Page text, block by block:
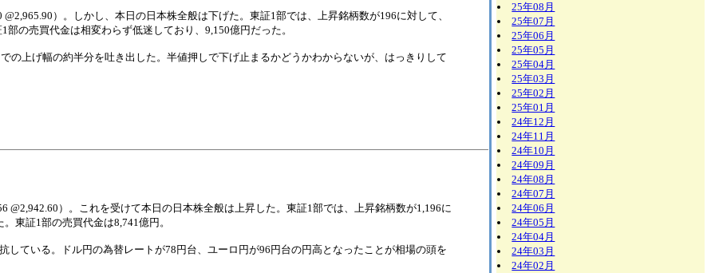
）。しかし、本日の日本株全般は下げた。東証1部では、上昇銘柄数が196に対して、
の売買代金は相変わらず低迷しており、9,150億円だった。
の上げ幅の約半分を吐き出した。半値押しで下げ止まるかどうかわからないが、はっきりして
@2,942.60）。これを受けて本日の日本株全般は上昇した。東証1部では、上昇銘柄数が1,196に
東証1部の売買代金は8,741億円。
している。ドル円の為替レートが78円台、ユーロ円が96円台の円高となったことが相場の頭を
25年08月
25年07月
25年06月
25年05月
25年04月
25年03月
25年02月
25年01月
24年12月
24年11月
24年10月
24年09月
24年08月
24年07月
24年06月
24年05月
24年04月
24年03月
24年02月